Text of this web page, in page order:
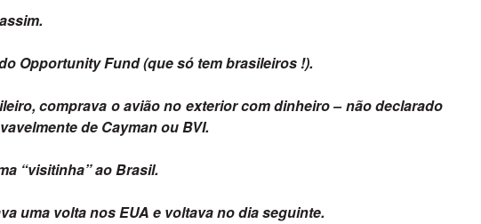
Opportunity Fund (que só tem brasileiros !).
comprava o avião no exterior com dinheiro – não declarado
de Cayman ou BVI.
“visitinha” ao Brasil.
uma volta nos EUA e voltava no dia seguinte.